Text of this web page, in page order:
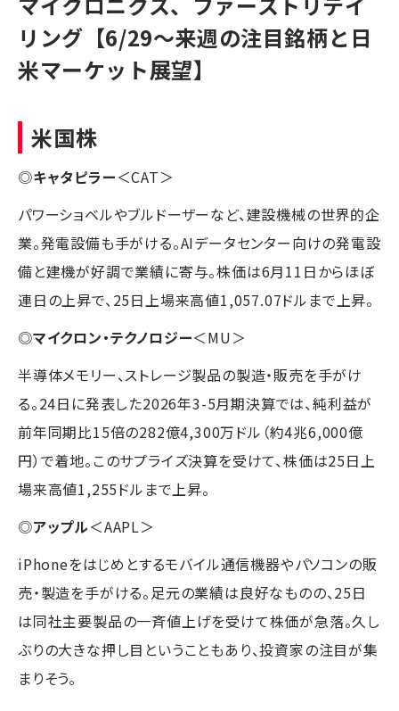
リング【6/29〜来週の注目銘柄と日
米マーケット展望】
米国株
◎キャタピラー＜CAT＞
パワーショベルやブルドーザーなど、建設機械の世界的企
業。発電設備も手がける。AIデータセンター向けの発電設
備と建機が好調で業績に寄与。株価は6月11日からほぼ
連日の上昇で、25日上場来高値1,057.07ドルまで上昇。
◎マイクロン・テクノロジー＜MU＞
半導体メモリー、ストレージ製品の製造・販売を手がけ
る。24日に発表した2026年3-5月期決算では、純利益が
前年同期比15倍の282億4,300万ドル（約4兆6,000億
円）で着地。このサプライズ決算を受けて、株価は25日上
場来高値1,255ドルまで上昇。
◎アップル＜AAPL＞
iPhoneをはじめとするモバイル通信機器やパソコンの販
売・製造を手がける。足元の業績は良好なものの、25日
は同社主要製品の一斉値上げを受けて株価が急落。久し
ぶりの大きな押し目ということもあり、投資家の注目が集
まりそう。